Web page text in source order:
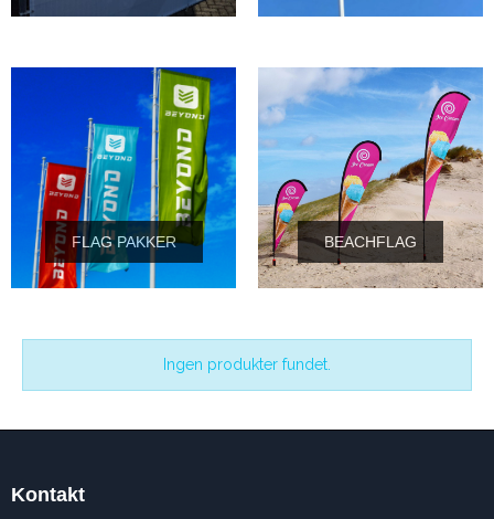
FLAG PAKKER BEACHFLAG
Ingen produkter fundet.
Kontakt